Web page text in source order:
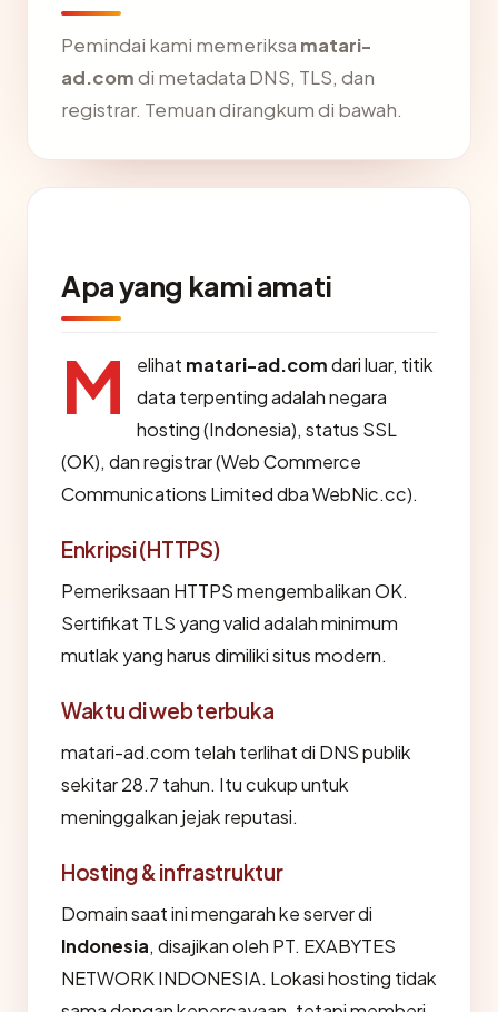
Pemindai kami memeriksa matari-
ad.comdi metadata DNS, TLS, dan
registrar. Temuan dirangkum di bawah.
Apa yang kami amati
M elihat matari-ad.comdari luar, titik
data terpenting adalah negara
hosting (Indonesia), status SSL
(OK), dan registrar (Web Commerce
Communications Limited dba WebNic.cc).
Enkripsi (HTTPS)
Pemeriksaan HTTPS mengembalikan OK.
Sertifikat TLS yang valid adalah minimum
mutlak yang harus dimiliki situs modern.
Waktu di web terbuka
matari-ad.com telah terlihat di DNS publik
sekitar 28.7 tahun. Itu cukup untuk
meninggalkan jejak reputasi.
Hosting & infrastruktur
Domain saat ini mengarah ke server di
Indonesia, disajikan oleh PT. EXABYTES
NETWORK INDONESIA. Lokasi hosting tidak